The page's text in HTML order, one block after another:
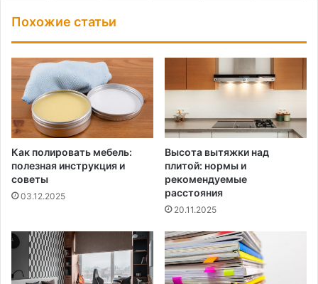
Похожие статьи
Как полировать мебель:
полезная инструкция и
советы
03.12.2025
Высота вытяжки над
плитой: нормы и
рекомендуемые
расстояния
20.11.2025